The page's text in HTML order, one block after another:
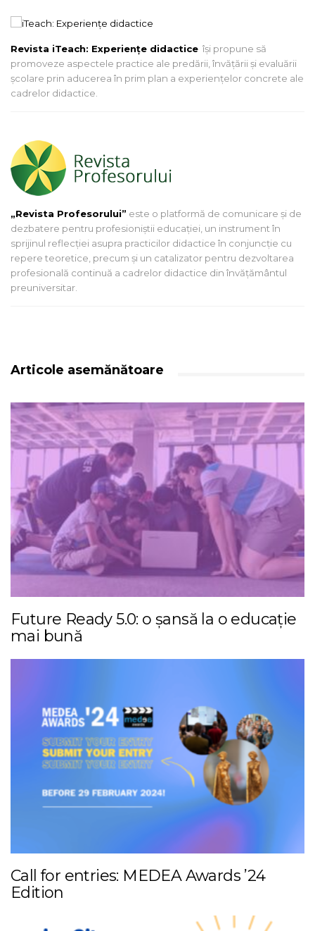
Revista iTeach: Experienţe didactice îşi propune să
promoveze aspectele practice ale predării, învăţării şi evaluării
şcolare prin aducerea în prim plan a experienţelor concrete ale
cadrelor didactice.
„Revista Profesorului” este o platformă de comunicare și de
dezbatere pentru profesioniștii educației, un instrument în
sprijinul reflecției asupra practicilor didactice în conjuncție cu
repere teoretice, precum și un catalizator pentru dezvoltarea
profesională continuă a cadrelor didactice din învățământul
preuniversitar.
Articole asemănătoare
Future Ready 5.0: o șansă la o educație
mai bună
Call for entries: MEDEA Awards ’24
Edition